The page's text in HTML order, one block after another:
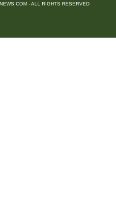
- ALL RIGHTS RESERVED